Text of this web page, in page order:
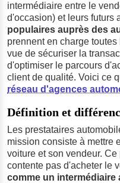
intermédiaire entre le
d'occasion) et leurs futurs
populaires auprès des
prennent en charge
vue de sécuriser la
d'optimiser le parcours
client de qualité. Voici ce
réseau d'agences
Définition et
Les prestataires
mission consiste à mettre
voiture et son vendeur.
contente pas d'acheter le
comme un intermédiaire